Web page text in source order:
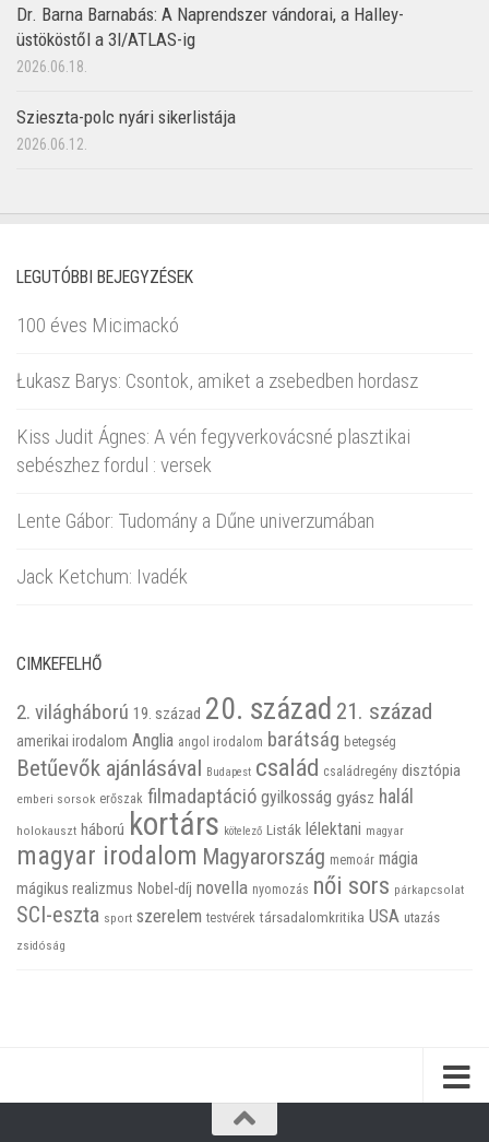
Dr. Barna Barnabás: A Naprendszer vándorai, a Halley-
üstököstől a 3I/ATLAS-ig
2026.06.18.
Szieszta-polc nyári sikerlistája
2026.06.12.
LEGUTÓBBI BEJEGYZÉSEK
100 éves Micimackó
Łukasz Barys: Csontok, amiket a zsebedben hordasz
Kiss Judit Ágnes: A vén fegyverkovácsné plasztikai
sebészhez fordul : versek
Lente Gábor: Tudomány a Dűne univerzumában
Jack Ketchum: Ivadék
CIMKEFELHŐ
2. világháború 19. század 20. század 21. század
amerikai irodalom Anglia angol irodalom barátság betegség
Betűevők ajánlásával Budapest család családregény disztópia
emberi sorsok erőszak filmadaptáció gyilkosság gyász halál
holokauszt háború kortárs kötelező Listák lélektani magyar
magyar irodalom Magyarország memoár mágia
mágikus realizmus Nobel-díj novella nyomozás női sors párkapcsolat
SCI-eszta sport szerelem testvérek társadalomkritika USA utazás
zsidóság